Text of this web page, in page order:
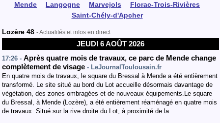
Mende
Langogne Marvejols
Florac-Trois-Rivières
Saint-Chély-d'Apcher
Lozère 48 - Actualités et infos en direct
JEUDI 6 AOÛT 2026
17:26 - Après quatre mois de travaux, ce parc de Mende change
complètement de visage - LeJournalToulousain.fr
En quatre mois de travaux, le square du Bressal à Mende a été entièrement
transformé. Le site situé au bord du Lot accueille désormais davantage de
végétation, des zones ombragées et de nouveaux équipements.Le square
du Bressal, à Mende (Lozère), a été entièrement réaménagé en quatre mois
de travaux. Situé sur la rive droite du Lot, à proximité de la…